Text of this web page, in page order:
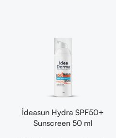
İdeasun Hydra SPF50+
Sunscreen 50 ml